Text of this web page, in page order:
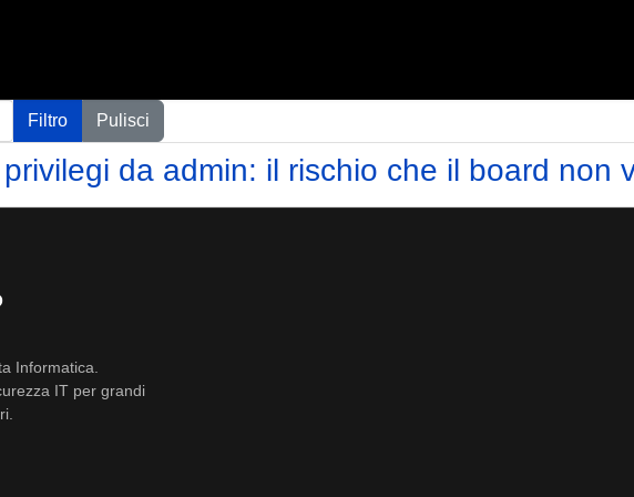
Filtro Pulisci
da admin: il rischio che il board non
Informatica.
IT per grandi